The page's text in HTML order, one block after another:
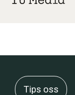
Tips oss